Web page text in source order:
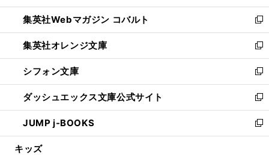
開
く
ウ
で
開
く
ン
ド
ウ
で
開
く
ウ
ィ
ン
ド
ウ
で
開
く
集英社Webマガジン コバルト
新
し
い
ウ
ィ
ン
ド
ウ
で
開
集英社オレンジ文庫
新
し
い
ウ
ィ
ン
ド
ウ
シフォン文庫
新
し
い
ウ
ィ
ン
ダッシュエックス文庫公式サイト
新
し
い
ウ
JUMP j-BOOKS
新
し
キッズ